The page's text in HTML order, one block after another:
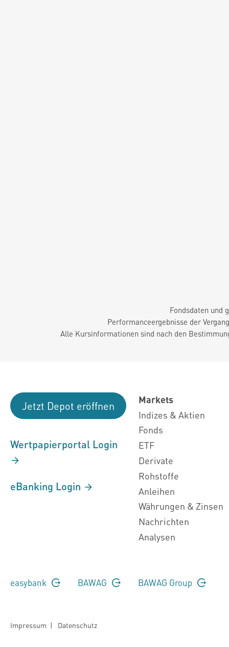
Fondsdaten und
Performanceergebnisse der
Alle Kursinformationen sind nach den
Jetzt Depot eröffnen
Wertpapierportal Login
eBanking Login
Markets
Indizes & Aktien
Fonds
ETF
Derivate
Rohstoffe
Anleihen
Währungen & Zinsen
Nachrichten
Analysen
easybank BAWAG BAWAG Group
Impressum | Datenschutz